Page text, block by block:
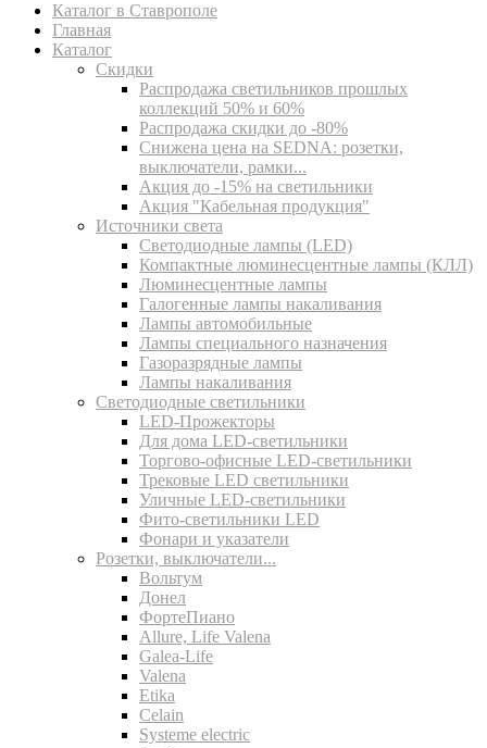
Каталог в Ставрополе
Главная
Каталог
Скидки
Распродажа светильников прошлых
коллекций 50% и 60%
Распродажа скидки до -80%
Cнижена цена на SEDNA: розетки,
выключатели, рамки...
Акция до -15% на светильники
Акция "Кабельная продукция"
Источники света
Светодиодные лампы (LED)
Компактные люминесцентные лампы (КЛЛ)
Люминесцентные лампы
Галогенные лампы накаливания
Лампы автомобильные
Лампы специального назначения
Газоразрядные лампы
Лампы накаливания
Светодиодные светильники
LED-Прожекторы
Для дома LED-светильники
Торгово-офисные LED-светильники
Трековые LED светильники
Уличные LED-светильники
Фито-светильники LED
Фонари и указатели
Розетки, выключатели...
Вольтум
Донел
ФортеПиано
Allure, Life Valena
Galea-Life
Valena
Etika
Celain
Systeme electric